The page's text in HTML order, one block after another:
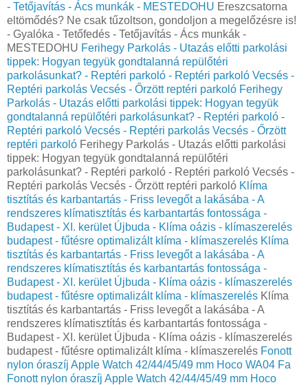
- Tetőjavítás - Ács munkák - MESTEDOHU Ereszcsatorna
eltömődés? Ne csak tűzoltson, gondoljon a megelőzésre is!
- Gyalóka - Tetőfedés - Tetőjavítás - Ács munkák -
MESTEDOHU Ferihegy Parkolás - Utazás előtti parkolási
tippek: Hogyan tegyük gondtalanná repülőtéri
parkolásunkat? - Reptéri parkoló - Reptéri parkoló Vecsés -
Reptéri parkolás Vecsés - Őrzött reptéri parkoló Ferihegy
Parkolás - Utazás előtti parkolási tippek: Hogyan tegyük
gondtalanná repülőtéri parkolásunkat? - Reptéri parkoló -
Reptéri parkoló Vecsés - Reptéri parkolás Vecsés - Őrzött
reptéri parkoló Ferihegy Parkolás - Utazás előtti parkolási
tippek: Hogyan tegyük gondtalanná repülőtéri
parkolásunkat? - Reptéri parkoló - Reptéri parkoló Vecsés -
Reptéri parkolás Vecsés - Őrzött reptéri parkoló Klíma
tisztítás és karbantartás - Friss levegőt a lakásába - A
rendszeres klímatisztítás és karbantartás fontossága -
Budapest - XI. kerület Újbuda - Klíma oázis - klímaszerelés
budapest - fűtésre optimalizált klíma - klímaszerelés Klíma
tisztítás és karbantartás - Friss levegőt a lakásába - A
rendszeres klímatisztítás és karbantartás fontossága -
Budapest - XI. kerület Újbuda - Klíma oázis - klímaszerelés
budapest - fűtésre optimalizált klíma - klímaszerelés Klíma
tisztítás és karbantartás - Friss levegőt a lakásába - A
rendszeres klímatisztítás és karbantartás fontossága -
Budapest - XI. kerület Újbuda - Klíma oázis - klímaszerelés
budapest - fűtésre optimalizált klíma - klímaszerelés Fonott
nylon óraszíj Apple Watch 42/44/45/49 mm Hoco WA04 Fa
Fonott nylon óraszíj Apple Watch 42/44/45/49 mm Hoco